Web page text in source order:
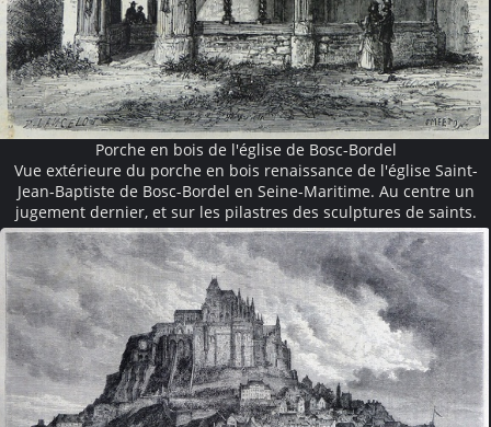
Porche en bois de l'église de Bosc-Bordel
Vue extérieure du porche en bois renaissance de l'église Saint-
Jean-Baptiste de Bosc-Bordel en Seine-Maritime. Au centre un
jugement dernier, et sur les pilastres des sculptures de saints.